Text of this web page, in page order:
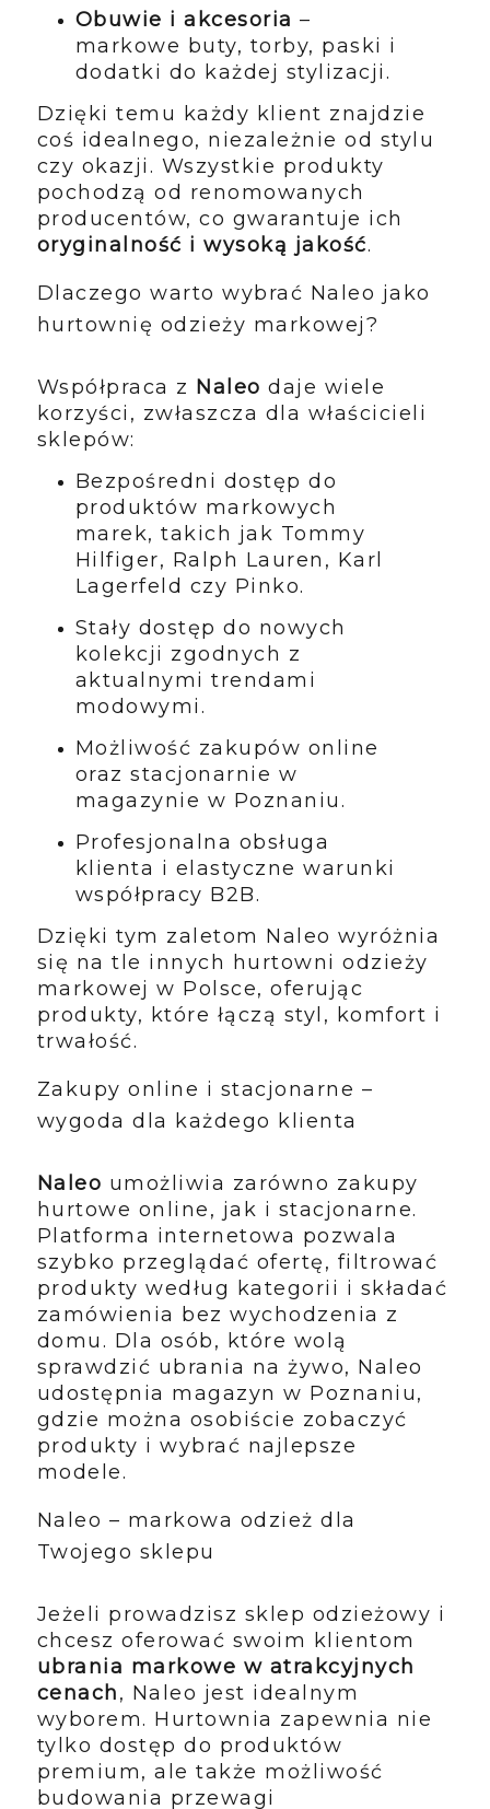
Obuwie i akcesoria –
markowe buty, torby, paski i
dodatki do każdej stylizacji.
Dzięki temu każdy klient znajdzie
coś idealnego, niezależnie od stylu
czy okazji. Wszystkie produkty
pochodzą od renomowanych
producentów, co gwarantuje ich
oryginalność i wysoką jakość.
Dlaczego warto wybrać Naleo jako
hurtownię odzieży markowej?
Współpraca z Naleo daje wiele
korzyści, zwłaszcza dla właścicieli
sklepów:
Bezpośredni dostęp do
produktów markowych
marek, takich jak Tommy
Hilfiger, Ralph Lauren, Karl
Lagerfeld czy Pinko.
Stały dostęp do nowych
kolekcji zgodnych z
aktualnymi trendami
modowymi.
Możliwość zakupów online
oraz stacjonarnie w
magazynie w Poznaniu.
Profesjonalna obsługa
klienta i elastyczne warunki
współpracy B2B.
Dzięki tym zaletom Naleo wyróżnia
się na tle innych hurtowni odzieży
markowej w Polsce, oferując
produkty, które łączą styl, komfort i
trwałość.
Zakupy online i stacjonarne –
wygoda dla każdego klienta
Naleo umożliwia zarówno zakupy
hurtowe online, jak i stacjonarne.
Platforma internetowa pozwala
szybko przeglądać ofertę, filtrować
produkty według kategorii i składać
zamówienia bez wychodzenia z
domu. Dla osób, które wolą
sprawdzić ubrania na żywo, Naleo
udostępnia magazyn w Poznaniu,
gdzie można osobiście zobaczyć
produkty i wybrać najlepsze
modele.
Naleo – markowa odzież dla
Twojego sklepu
Jeżeli prowadzisz sklep odzieżowy i
chcesz oferować swoim klientom
ubrania markowe w atrakcyjnych
cenach, Naleo jest idealnym
wyborem. Hurtownia zapewnia nie
tylko dostęp do produktów
premium, ale także możliwość
budowania przewagi